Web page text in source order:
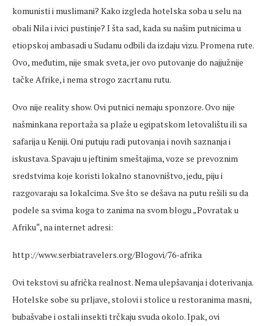
komunisti i muslimani? Kako izgleda hotelska soba u selu na
obali Nila i ivici pustinje? I šta sad, kada su našim putnicima u
etiopskoj ambasadi u Sudanu odbili da izdaju vizu. Promena rute.
Ovo, međutim, nije smak sveta, jer ovo putovanje do najjužnije
tačke Afrike, i nema strogo zacrtanu rutu.
Ovo nije reality show. Ovi putnici nemaju sponzore. Ovo nije
našminkana reportaža sa plaže u egipatskom letovalištu ili sa
safarija u Keniji. Oni putuju radi putovanja i novih saznanja i
iskustava. Spavaju u jeftinim smeštajima, voze se prevoznim
sredstvima koje koristi lokalno stanovništvo, jedu, piju i
razgovaraju sa lokalcima. Sve što se dešava na putu rešili su da
podele sa svima koga to zanima na svom blogu „Povratak u
Afriku“, na internet adresi:
http://www.serbiatravelers.org/Blogovi/76-afrika
Ovi tekstovi su afrička realnost. Nema ulepšavanja i doterivanja.
Hotelske sobe su prljave, stolovi i stolice u restoranima masni,
bubašvabe i ostali insekti trčkaju svuda okolo. Ipak, ovi